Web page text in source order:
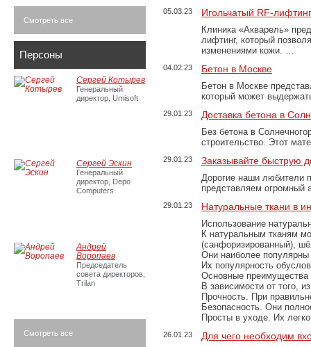
05.03.23 Игольчатый RF-
Клиника «Акварель»
лифтинг, который
изменениями кожи. …
04.02.23 Бетон в Москве
Бетон в Москве
который может
29.01.23 Доставка бетона в
Без бетона в
строительство. Этот
29.01.23 Заказывайте быструю
Дорогие наши любители
представляем огромный
29.01.23 Натуральные ткани в
Использование
К натуральным тканям
(санфоризированный),
Они наиболее популярны
Их популярность
Основные преимущества
В зависимости от того,
Прочность. При
Безопасность. Они
Просты в уходе. Их
26.01.23 Для чего необходим
Смотреть все
Персоны
Сергей Котырев
Генеральный
директор, Umisoft
Сергей Эскин
Генеральный
директор, Depo
Computers
Андрей
Воропаев
Председатель
совета директоров,
Trilan
Смотреть все